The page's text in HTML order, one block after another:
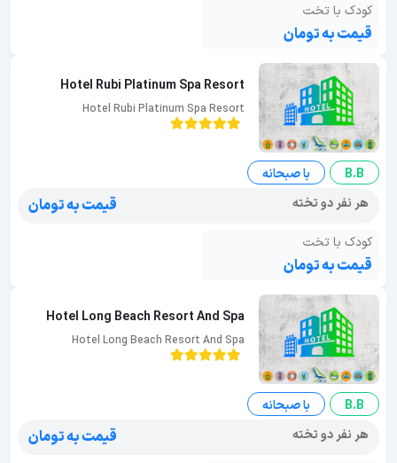
کودک با تخت
قیمت به تومان
Hotel Rubi Platinum Spa Resort
Hotel Rubi Platinum Spa Resort
B.B
با صبحانه
هر نفر دو تخته
قیمت به تومان
کودک با تخت
قیمت به تومان
Hotel Long Beach Resort And Spa
Hotel Long Beach Resort And Spa
B.B
با صبحانه
هر نفر دو تخته
قیمت به تومان